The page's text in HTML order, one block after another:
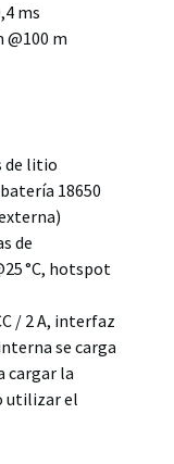
ms
@100 m
de litio
18650
de
°C, hotspot
/ 2 A, interfaz
se carga
cargar la
utilizar el